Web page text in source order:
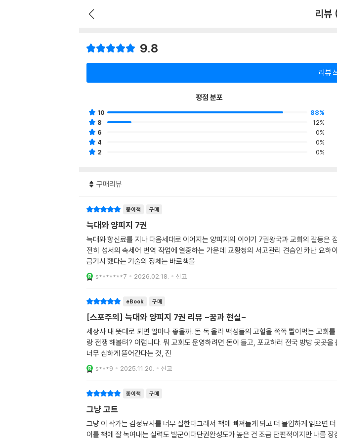
리
9.8
리뷰
평점 분포
10
88%
8
12%
6
0%
4
0%
2
0%
구매리뷰
종이책 구매
늑대와 양피지 7권
늑대와 향신료를 지나 다음세대로 이어지는 양피지의 이야기 7권왕국과 교회의 갈등은
전히 성서의 속세어 번역 작업에 열중하는 가운데 교황청의 서고관리 견습인 카난 요
금기시 했다는 기술의 정체는 바로책을
s*******7 2026.02.18. 신고
eBook 구매
[스포주의] 늑대와 양피지 7권 리뷰 -꿈과 현실-
세상사 내 뜻대로 되면 얼마나 좋을까. 돈 독 올라 백성들의 고혈을 쪽쪽 빨아먹는 교회
랑 전쟁 해볼텨? 이럽니다. 뭐 교회도 운영하려면 돈이 들고, 포교하러 전국 방방 곳곳
너무 심하게 뜯어간다는 것, 진
s***9 2025.11.20. 신고
종이책 구매
그냥 고트
그냥 이 작가는 감정묘사를 너무 잘한다그래서 책에 빠져들게 되고 더 몰입하게 읽으면
이를 책에 잘 녹여내는 실력도 발군이다단권완성도가 높은 건 조금 단편적이지만 나름 장